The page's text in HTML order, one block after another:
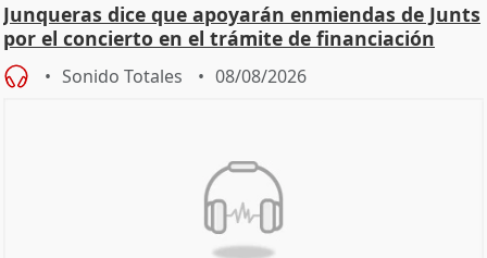
Junqueras dice que apoyarán enmiendas de Junts
por el concierto en el trámite de financiación
Sonido Totales 08/08/2026